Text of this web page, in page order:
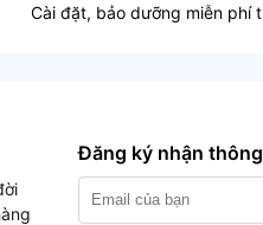
Cài đặt, bảo dưỡng miễn phí
Đăng ký nhận